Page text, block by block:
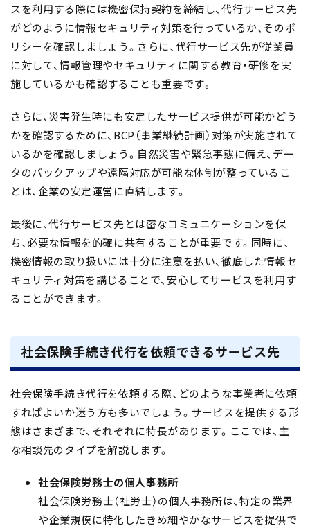
スを利用する際には機密保持契約を締結し、代行サービス先
がどのように情報セキュリティ対策を行っているか、そのポ
リシーを確認しましょう。さらに、代行サービス先が従業員
に対して、情報管理やセキュリティに関する教育・研修を実
施しているかも確認することも重要です。
さらに、災害発生時にも安定したサービス提供が可能かどう
かを確認するために、 BCP（事業継続計画）対策が実施されて
いるかを確認しましょう。自然災害や緊急事態に備え、 デー
タのバックアップや遠隔対応が可能な体制が整っているこ
と は、企業の安定運営に直結します。
最後に、代行サービス先とは密なコミュニケーションを保
ち、必要な情報を的確に共有することが重要です。同時に、
機密情報の取り扱いには十分に注意を払い、徹底した情報セ
キュリティ対策を講じることで、安心してサービスを利用す
ることができます。
社会保険手続き代行を依頼できるサービス先
社会保険手続き代行を依頼する際、どのような事業者に依頼
すればよいか迷う方も多いでしょう。サービスを提供する形
態はさまざまで、それぞれに特長があります。ここでは、主
な相談先のタイプを解説します。
社会保険労務士の個人事務所
社会保険労務士（社労士）の個人事務所は、特定の業界
や企業規模に特化したきめ細やかなサービスを提供で